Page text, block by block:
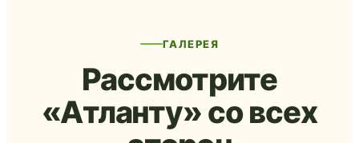
ГАЛЕРЕЯ
Рассмотрите
«Атланту» со всех